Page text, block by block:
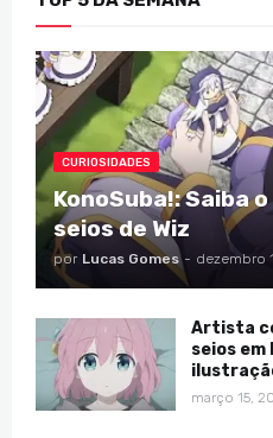
CURIOSIDADES
KonoSuba!: Saiba
seios de Wiz
por Lucas Gomes - dezembro
Artista
seios em
março 15,